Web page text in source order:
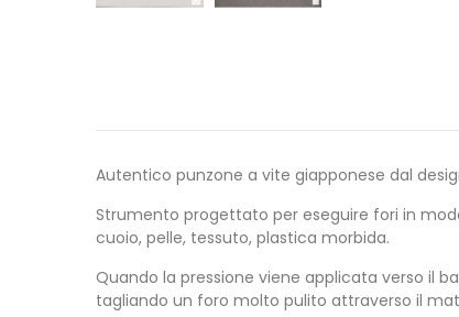
Autentico punzone a vite giapponese dal
Strumento progettato per eseguire fori in
cuoio, pelle, tessuto, plastica morbida.
Quando la pressione viene applicata verso il
tagliando un foro molto pulito attraverso il